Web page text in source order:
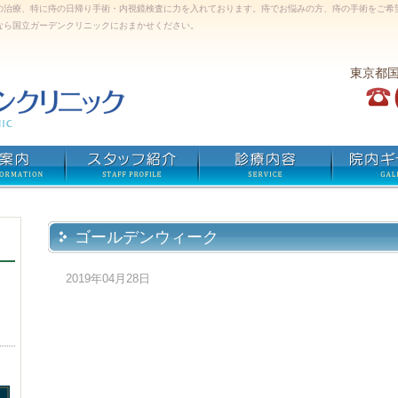
療、特に痔の日帰り手術・内視鏡検査に力を入れております。痔でお悩みの方、痔の手術をご
国立ガーデンクリニックにおまかせください。
東京都
ゴールデンウィーク
2019年04月28日